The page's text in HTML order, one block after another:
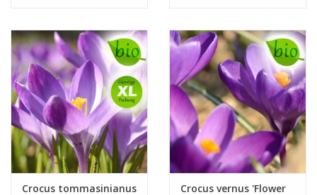
Crocus tommasinianus
Crocus vernus 'Flower